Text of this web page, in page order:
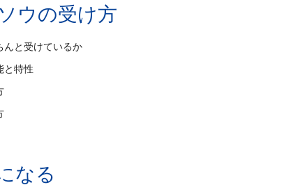
ウの受け方
んと受けているか
と特性
なる